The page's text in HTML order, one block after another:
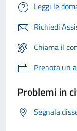
Leggi le
Richiedi
Chiama il
Prenota un
Problemi in
Segnala